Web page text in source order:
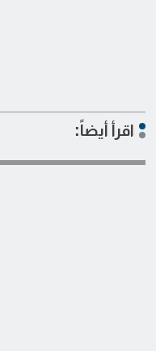
اقرأ أيضاً: